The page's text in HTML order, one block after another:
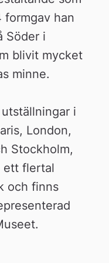
formgav han
Söder i
blivit mycket
minne.
i
London,
Stockholm,
ett flertal
och finns